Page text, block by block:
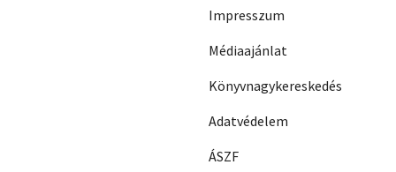
Impresszum
Médiaajánlat
Könyvnagykereskedés
Adatvédelem
ÁSZF